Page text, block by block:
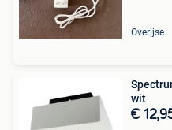
Overijse
wit
€